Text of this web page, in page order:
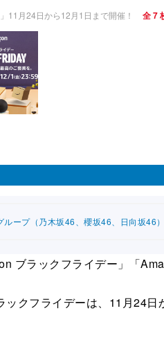
11月24日から12月1日まで開催！ 全 7
ループ（乃木坂46、櫻坂46、日向坂46
ブラックフライデー」「
クフライデーは、11月24日